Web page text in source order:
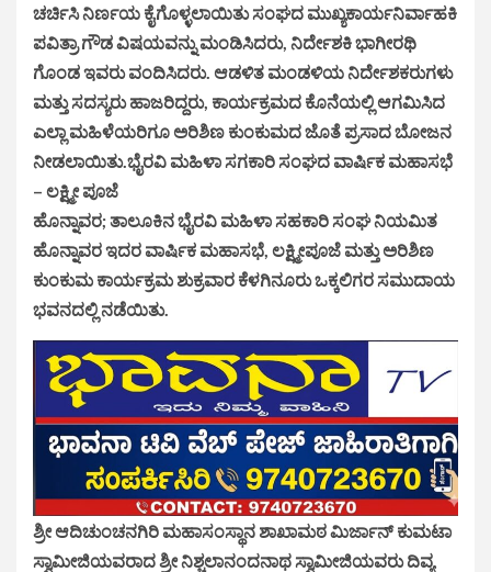
ಚರ್ಚಿಸಿ ನಿರ್ಣಯ ಕೈಗೊಳ್ಳಲಾಯಿತು ಸಂಘದ ಮುಖ್ಯಕಾರ್ಯನಿರ್ವಾಹಕಿ
ಪವಿತ್ರಾ ಗೌಡ ವಿಷಯವನ್ನು ಮಂಡಿಸಿದರು, ನಿರ್ದೇಶಕಿ ಭಾಗೀರಥಿ
ಗೊಂಡ ಇವರು ವಂದಿಸಿದರು. ಆಡಳಿತ ಮಂಡಳಿಯ ನಿರ್ದೇಶಕರುಗಳು
ಮತ್ತು ಸದಸ್ಯರು ಹಾಜರಿದ್ದರು, ಕಾರ್ಯಕ್ರಮದ ಕೊನೆಯಲ್ಲಿ ಆಗಮಿಸಿದ
ಎಲ್ಲಾ ಮಹಿಳೆಯರಿಗೂ ಅರಿಶಿಣ ಕುಂಕುಮದ ಜೊತೆ ಪ್ರಸಾದ ಬೋಜನ
ನೀಡಲಾಯಿತು.ಭೈರವಿ ಮಹಿಳಾ ಸಗಕಾರಿ ಸಂಘದ ವಾರ್ಷಿಕ ಮಹಾಸಭೆ
– ಲಕ್ಷ್ಮೀ ಪೂಜೆ
ಹೊನ್ನಾವರ; ತಾಲೂಕಿನ ಭೈರವಿ ಮಹಿಳಾ ಸಹಕಾರಿ ಸಂಘ ನಿಯಮಿತ
ಹೊನ್ನಾವರ ಇದರ ವಾರ್ಷಿಕ ಮಹಾಸಭೆ, ಲಕ್ಷ್ಮೀಪೂಜೆ ಮತ್ತು ಅರಿಶಿಣ
ಕುಂಕುಮ ಕಾರ್ಯಕ್ರಮ ಶುಕ್ರವಾರ ಕೆಳಗಿನೂರು ಒಕ್ಕಲಿಗರ ಸಮುದಾಯ
ಭವನದಲ್ಲಿ ನಡೆಯಿತು.
ಶ್ರೀ ಆದಿಚುಂಚನಗಿರಿ ಮಹಾಸಂಸ್ಥಾನ ಶಾಖಾಮಠ ಮಿರ್ಜಾನ್ ಕುಮಟಾ
ಸ್ವಾಮೀಜಿಯವರಾದ ಶ್ರೀ ನಿಶ್ಚಲಾನಂದನಾಥ ಸ್ವಾಮೀಜಿಯವರು ದಿವ್ಯ